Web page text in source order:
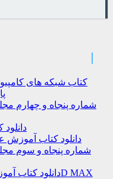
کتاب شبکه های
شماره پنجاه و چهارم
دانلود کتاب آموزش
شماره پنجاه و سوم
دانلود کتاب آموزش نرم افزار سه بعدی سازی 3D MAX